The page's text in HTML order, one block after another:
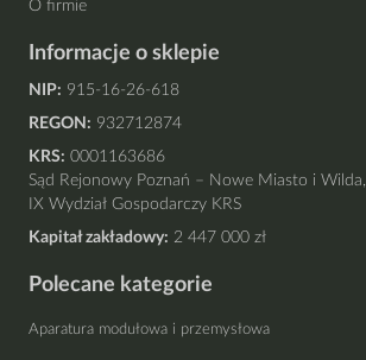
O firmie
Informacje o sklepie
NIP: 915-16-26-618
REGON: 932712874
KRS: 0001163686
Sąd Rejonowy Poznań – Nowe Miasto i Wilda,
IX Wydział Gospodarczy KRS
Kapitał zakładowy: 2 447 000 zł
Polecane kategorie
Aparatura modułowa i przemysłowa